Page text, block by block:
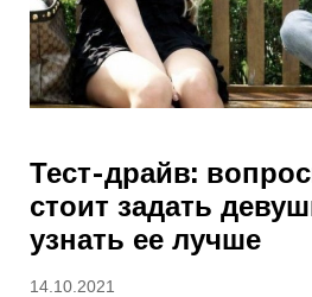
Тест-драйв:
стоит задать
узнать ее лучше
Опубликовано
14.10.2021